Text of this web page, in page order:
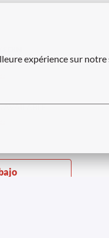
expérience sur notre